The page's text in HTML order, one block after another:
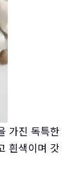
가진 독특한
흰색이며 갓